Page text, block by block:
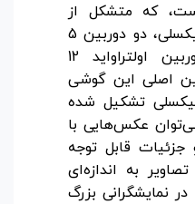
است، که متشکل از
دوربین اصلی 108 مگاپیکسلی، دو دوربین 5
مگاپیکسلی و یک دوربین اولتراواید 12
اصلی این گوشی
108 مگاپیکسلی تشکیل شده
عکس‌هایی با
جزئیات قابل توجه
به اندازه‌ای
نمایشگرانی بزرگ